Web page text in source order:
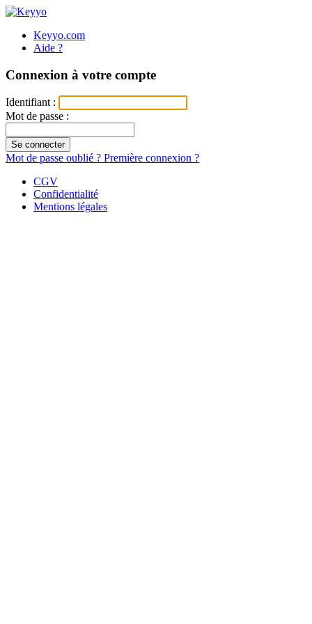
Keyyo.com
Aide ?
Connexion à votre compte
Identifiant :
Mot de passe :
Se connecter
Mot de passe oublié ? Première connexion ?
CGV
Confidentialité
Mentions légales